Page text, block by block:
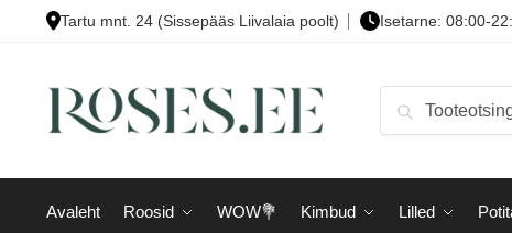
Tartu mnt. 24 (Sissepääs Liivalaia poolt) Isetarne: 08:00-
Otsi
Avaleht Roosid WOW💐 Kimbud Lilled